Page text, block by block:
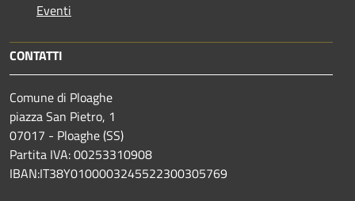
Eventi
CONTATTI
Comune di Ploaghe
piazza San Pietro, 1
07017 - Ploaghe (SS)
Partita IVA: 00253310908
IBAN:IT38Y0100003245522300305769